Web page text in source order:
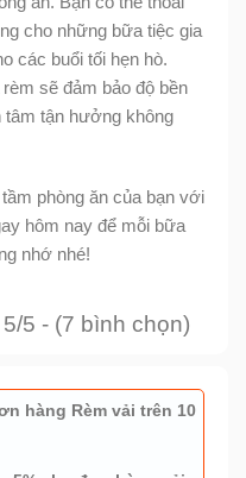
cho những bữa tiệc gia
các buổi tối hẹn hò.
sẽ đảm bảo độ bền
tâm tận hưởng không
phòng ăn của bạn với
hôm nay để mỗi bữa
nhớ nhé!
5/5 - (7 bình chọn)
hàng Rèm vải trên 10